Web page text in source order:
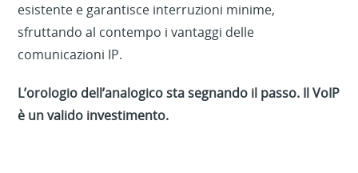
esistente e garantisce interruzioni minime,
sfruttando al contempo i vantaggi delle
comunicazioni IP.
L’orologio dell’analogico sta segnando il passo. Il VoIP
è un valido investimento.